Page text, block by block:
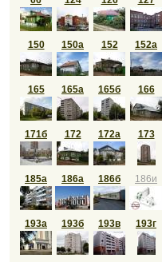
150 150а 152 152а
165 165а 165б 166
171б 172 172а 173
185а 186а 186б 186и
193а 193б 193в 193г